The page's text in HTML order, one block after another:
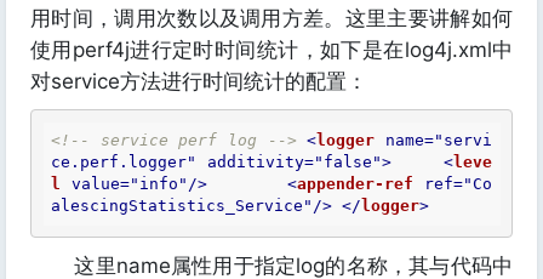
用时间，调用次数以及调用方差。这里主要讲解如何
使用perf4j进行定时时间统计，如下是在log4j.xml中
对service方法进行时间统计的配置：
<!-- service perf log --> <logger name="servi
ce.perf.logger"
additivity="false"> <leve
l
value="info" /> <appender-ref ref="Co
alescingStatistics_Service" /> </ logger>
这里name属性用于指定log的名称，其与代码中